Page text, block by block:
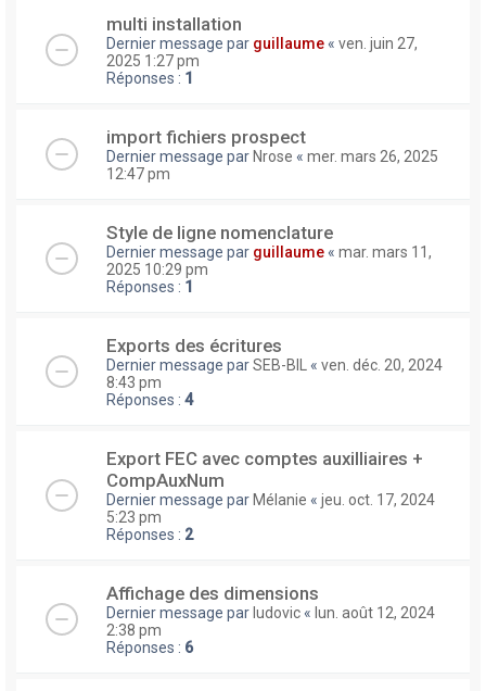
multi installation
Dernier message par guillaume « ven. juin 27,
2025 1:27 pm
Réponses : 1
import fichiers prospect
Dernier message par Nrose « mer. mars 26, 2025
12:47 pm
Style de ligne nomenclature
Dernier message par guillaume « mar. mars 11,
2025 10:29 pm
Réponses : 1
Exports des écritures
Dernier message parSEB-BIL « ven. déc. 20, 2024
8:43 pm
Réponses : 4
Export FEC avec comptes auxilliaires +
CompAuxNum
Dernier message par Mélanie « jeu. oct. 17, 2024
5:23 pm
Réponses : 2
Affichage des dimensions
Dernier message par ludovic « lun. août 12, 2024
2:38 pm
Réponses : 6